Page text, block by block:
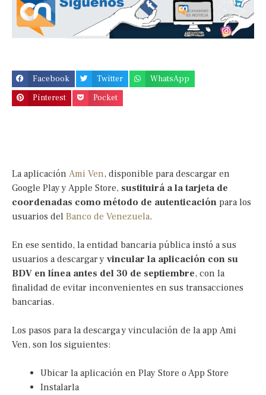
Previous
slide
Next
slide
Facebook Twitter
WhatsApp
Pinterest
Pocket
La aplicación Ami Ven, disponible para descargar en
Google Play y Apple Store, sustituirá a la tarjeta de
coordenadas como método de autenticación para los
usuarios del Banco de Venezuela.
En ese sentido, la entidad bancaria pública instó a sus
usuarios a descargar y vincular la aplicación con su
BDV en línea antes del 30 de septiembre, con la
finalidad de evitar inconvenientes en sus transacciones
bancarias.
Los pasos para la descarga y vinculación de la app Ami
Ven, son los siguientes:
Ubicar la aplicación en Play Store o App Store
Instalarla